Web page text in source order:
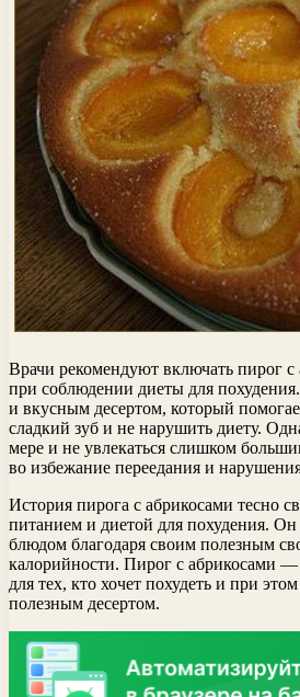
Врачи рекомендуют включать пирог с
при соблюдении диеты для
и вкусным десертом, который
сладкий зуб и не нарушить диету.
мере и не увлекаться слишком
во избежание переедания и
История пирога с абрикосами тесно
питанием и диетой для похудения.
блюдом благодаря своим полезным
калорийности. Пирог с абрикосами
для тех, кто хочет похудеть и при
полезным десертом.